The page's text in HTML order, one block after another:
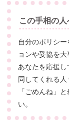
この手相の
自分のポリシ
ョンや妥協を
あなたを応援
同してくれる
「ごめんね」
い。